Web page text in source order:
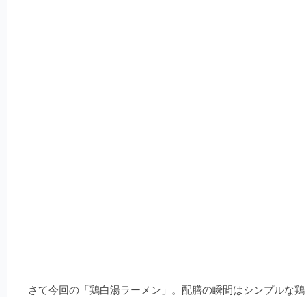
さて今回の「鶏白湯ラーメン」。配膳の瞬間はシンプルな鶏